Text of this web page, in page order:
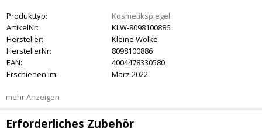
Produkttyp:
Kosmetikspiegel
ArtikelNr:
KLW-8098100886
Hersteller:
Kleine Wolke
HerstellerNr:
8098100886
EAN:
4004478330580
Erschienen im:
März 2022
mehr Anzeigen
Erforderliches Zubehör